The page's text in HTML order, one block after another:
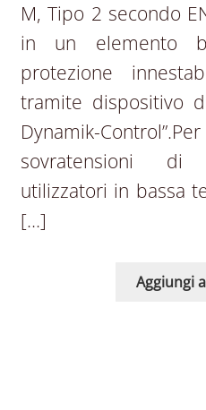
M, Tipo 2 secondo
in un elemento
protezione
tramite dispositivo
Dynamik-
sovratensioni di
utilizzatori in bassa
[…]
Aggiungi